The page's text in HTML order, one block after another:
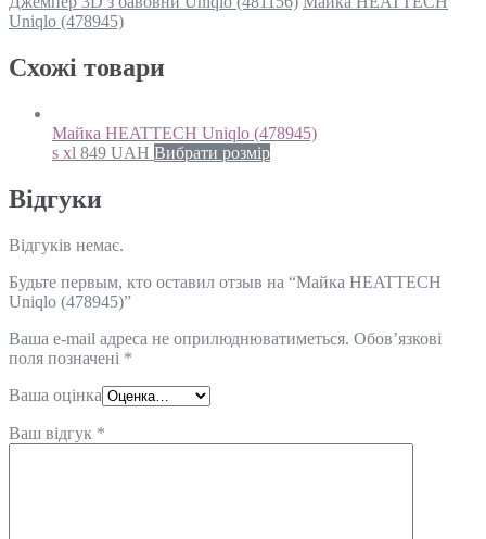
Uniqlo (478945)
Схожi товари
Майка HEATTECH Uniqlo (478945)
s xl 849 UAH Вибрати розмір
Відгуки
Відгуків немає.
Будьте первым, кто оставил отзыв на “Майка HEATTECH
Uniqlo (478945)”
Ваша e-mail адреса не оприлюднюватиметься. Обов’язкові
поля позначені *
Ваша оцінка
Ваш відгук *